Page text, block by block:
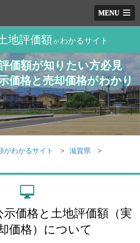
MENU
地評価額が わかるサイト
価額が知りたい方必見
価格と売却価格がわかり
がわかるサイト
滋賀県
示価格と土地評価額（実
価格）について